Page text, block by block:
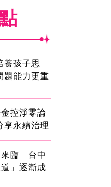
養孩子思
題能力更重
控淨零論
享永續治理
來臨 台中
」逐漸成